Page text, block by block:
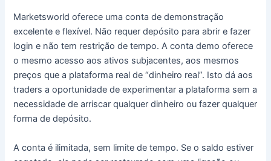
Marketsworld oferece uma conta de demonstração
excelente e flexível. Não requer depósito para abrir e fazer
login e não tem restrição de tempo.A conta demo oferece
o mesmo acesso aos ativos subjacentes, aos mesmos
preços que a plataforma real de “dinheiro real”. Isto dá aos
traders a oportunidade de experimentar a plataforma sem a
necessidade de arriscar qualquer dinheiro ou fazer qualquer
forma de depósito.
A conta é ilimitada, sem limite de tempo. Se o saldo estiver